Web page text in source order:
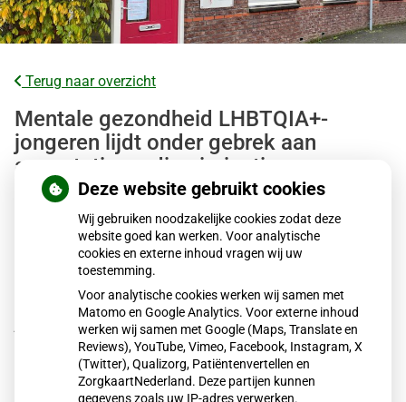
Terug naar overzicht
Mentale gezondheid LHBTQIA+-
jongeren lijdt onder gebrek aan
acceptatie en discriminatie
LHBTQIA+-jongeren ervaren vaker mentale
gezondheidsproblemen dan leeftijdsgenoten. Gebrek aan
acceptatie, discriminatie en agressie spelen hierbij een
grote rol. Jongeren die zichzelf kunnen zijn, voelen zich
mentaal beter. Volgens het RIVM beschikken LHBTQIA+-
jongvolwassenen minder vaak over beschermende
factoren zoals weerbaarheid, wat hun mentale gezondheid
verder onder druk zet.
Deze website gebruikt cookies
Wij gebruiken noodzakelijke cookies zodat deze
website goed kan werken. Voor analytische
cookies en externe inhoud vragen wij uw
toestemming.
Voor analytische cookies werken wij samen met
Matomo en Google Analytics. Voor externe inhoud
werken wij samen met Google (Maps, Translate en
Reviews), YouTube, Vimeo, Facebook, Instagram, X
(Twitter), Qualizorg, Patiëntenvertellen en
ZorgkaartNederland. Deze partijen kunnen
gegevens zoals uw IP-adres verwerken.